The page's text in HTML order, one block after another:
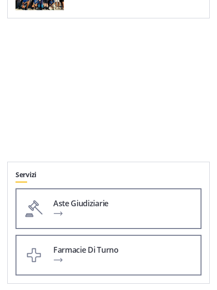
Servizi
Aste Giudiziarie
Farmacie Di Turno